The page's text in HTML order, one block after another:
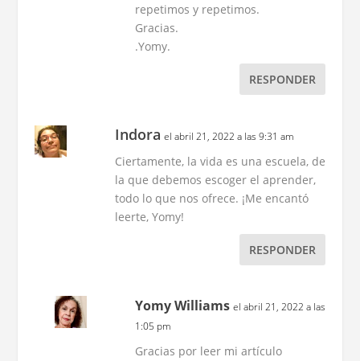
repetimos y repetimos.
Gracias.
.Yomy.
RESPONDER
Indora el abril 21, 2022 a las 9:31 am
Ciertamente, la vida es una escuela, de
la que debemos escoger el aprender,
todo lo que nos ofrece. ¡Me encantó
leerte, Yomy!
RESPONDER
Yomy Williams el abril 21, 2022 a las
1:05 pm
Gracias por leer mi artículo